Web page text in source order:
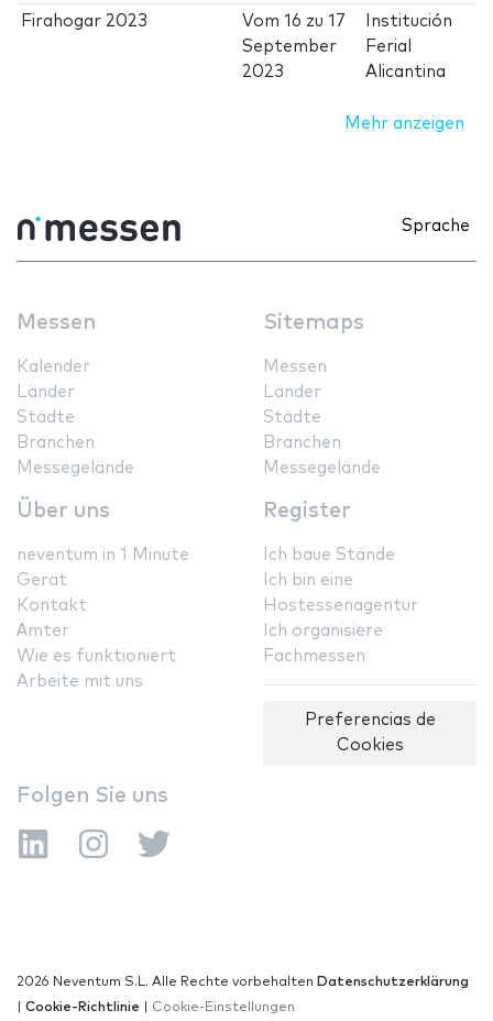
Firahogar 2023 Vom16 zu17
September
2023
Institución
Ferial
Alicantina
Mehr anzeigen
Sprache
Messen
Kalender
Länder
Städte
Branchen
Messegelände
Sitemaps
Messen
Länder
Städte
Branchen
Messegelände
Über uns
neventum in 1 Minute
Gerät
Kontakt
Ämter
Wie es funktioniert
Arbeite mit uns
Register
Ich baue Stände
Ich bin eine
Hostessenagentur
Ich organisiere
Fachmessen
Preferencias de
Cookies
Folgen Sie uns
2026 Neventum S.L. Alle Rechte vorbehalten Datenschutzerklärung
Cookie-Richtlinie Cookie-Einstellungen